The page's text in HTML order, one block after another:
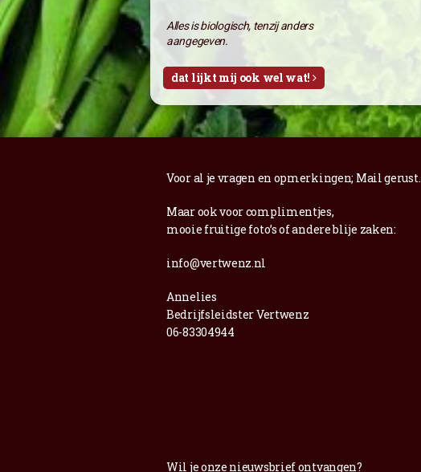
Alles is biologisch, tenzij anders
aangegeven.
dat lijkt mij ook wel wat!
Voor al je vragen en opmerkingen; Mailgerust.
Maar ook voor complimentjes,
mooie fruitige foto’s of andere blije zaken:
info@vertwenz.nl
Annelies
Bedrijfsleidster Vertwenz
06-83304944
Wil je onze nieuwsbrief ontvangen?